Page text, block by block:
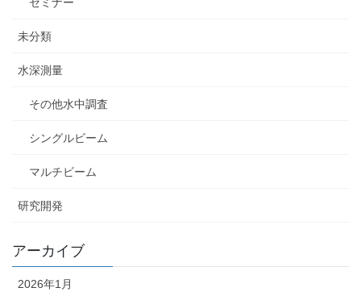
セミナー
未分類
水深測量
その他水中調査
シングルビーム
マルチビーム
研究開発
アーカイブ
2026年1月